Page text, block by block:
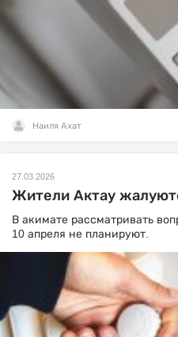
Наиля Ахат
27.03.2026
Жители Актау
В акимате рассматривать
10 апреля не планируют.